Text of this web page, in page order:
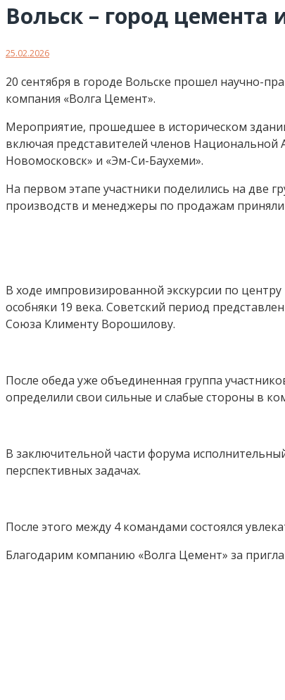
Вольск – город цемента
25.02.2026
20 сентября в городе Вольске прошел научно-
компания «Волга Цемент».
Мероприятие, прошедшее в историческом
включая представителей членов Национальной
Новомосковск» и «Эм-Си-Баухеми».
На первом этапе участники поделились на две
производств и менеджеры по продажам приняли
В ходе импровизированной экскурсии по
особняки 19 века. Советский период
Союза Клименту Ворошилову.
После обеда уже объединенная группа
определили свои сильные и слабые стороны в
В заключительной части форума
перспективных задачах.
После этого между 4 командами состоялся
Благодарим компанию «Волга Цемент» за